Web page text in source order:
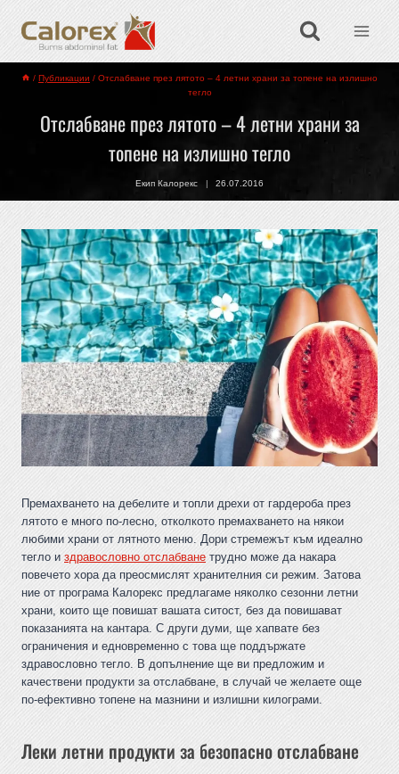
/ Публикации / Отслабване през лятото – 4 летни храни за топене на излишно
тегло
Отслабване през лятото – 4 летни храни за
топене на излишно тегло
Екип Калорекс 26.07.2016
Премахването на дебелите и топли дрехи от гардероба през
лятото е много по-лесно, отколкото премахването на някои
любими храни от лятното меню. Дори стремежът към идеално
тегло и здравословно отслабване трудно може да накара
повечето хора да преосмислят хранителния си режим. Затова
ние от програма Калорекс предлагаме няколко сезонни летни
храни, които ще повишат вашата ситост, без да повишават
показанията на кантара. С други думи, ще хапвате без
ограничения и едновременно с това ще поддържате
здравословно тегло. В допълнение ще ви предложим и
качествени продукти за отслабване, в случай че желаете още
по-ефективно топене на мазнини и излишни килограми.
Леки летни продукти за безопасно отслабване